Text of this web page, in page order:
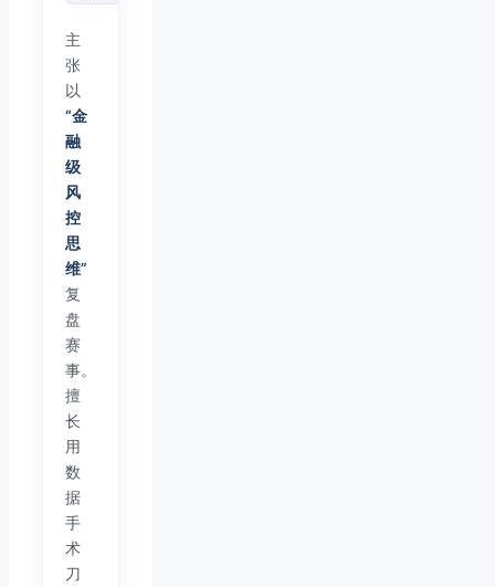
主
张
以
“金
融
级
风
控
思
维”
复
盘
赛
事。
擅
长
用
数
据
手
术
刀